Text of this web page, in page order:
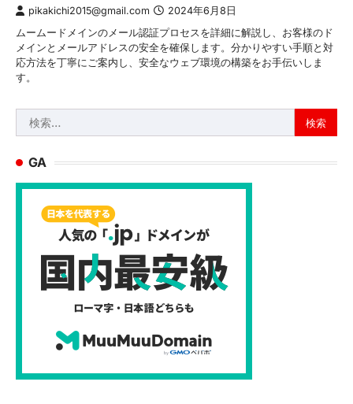
pikakichi2015@gmail.com 2024年6月8日
ムームードメインのメール認証プロセスを詳細に解説し、お客様のド
メインとメールアドレスの安全を確保します。分かりやすい手順と対
応方法を丁寧にご案内し、安全なウェブ環境の構築をお手伝いしま
す。
索:
GA